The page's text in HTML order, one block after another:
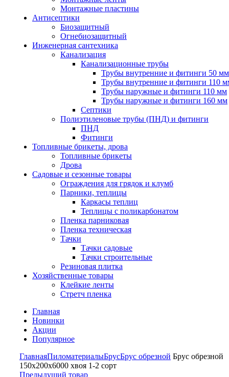
Монтажные пластины
Антисептики
Биозащитный
Огнебиозащитный
Инженерная сантехника
Канализация
Канализационные трубы
Трубы внутренние и фитинги 50 мм
Трубы внутренние и фитинги 110
Трубы наружные и фитинги 110 мм
Трубы наружные и фитинги 160 мм
Септики
Полиэтиленовые трубы (ПНД) и фитинги
ПНД
Фитинги
Топливные брикеты, дрова
Топливные брикеты
Дрова
Садовые и сезонные товары
Ограждения для грядок и клумб
Парники, теплицы
Каркасы теплиц
Теплицы с поликарбонатом
Пленка парниковая
Пленка техническая
Тачки
Тачки садовые
Тачки строительные
Резиновая плитка
Хозяйственные товары
Клейкие ленты
Стретч пленка
Главная
Новинки
Акции
Популярное
ГлавнаяПиломатериалыБрусБрус обрезной Брус обрезной
150х200х6000 хвоя 1-2 сорт
Предыдущий товар